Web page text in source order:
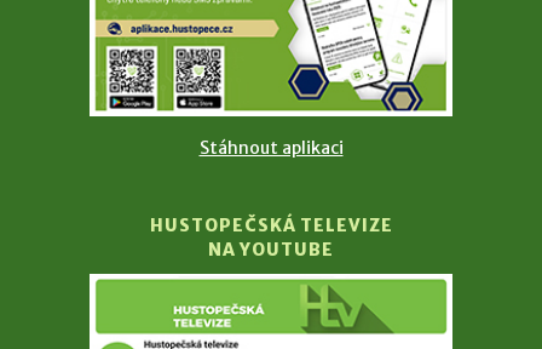
Stáhnout aplikaci
HUSTOPEČSKÁ TELEVIZE
NA YOUTUBE